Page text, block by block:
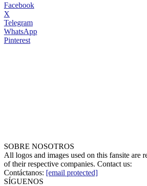
Facebook
X
Telegram
WhatsApp
Pinterest
SOBRE NOSOTROS
All logos and images used on this fansite are
of their respective companies. Contact us:
Contáctanos: [email protected]
SÍGUENOS